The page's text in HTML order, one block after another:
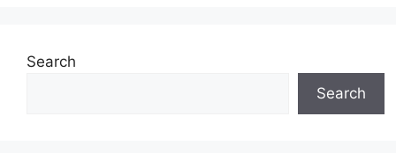
Search
Search